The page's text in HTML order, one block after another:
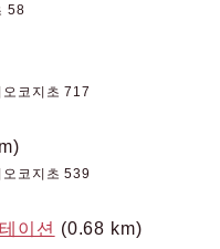
58
코지초 717
코지초 539
이션 (0.68 km)